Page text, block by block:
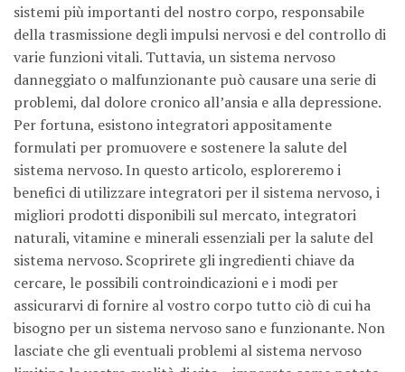
sistemi più importanti del nostro corpo, responsabile
della trasmissione degli impulsi nervosi e del controllo di
varie funzioni vitali. Tuttavia, un sistema nervoso
danneggiato o malfunzionante può causare una serie di
problemi, dal dolore cronico all’ansia e alla depressione.
Per fortuna, esistono integratori appositamente
formulati per promuovere e sostenere la salute del
sistema nervoso. In questo articolo, esploreremo i
benefici di utilizzare integratori per il sistema nervoso, i
migliori prodotti disponibili sul mercato, integratori
naturali, vitamine e minerali essenziali per la salute del
sistema nervoso. Scoprirete gli ingredienti chiave da
cercare, le possibili controindicazioni e i modi per
assicurarvi di fornire al vostro corpo tutto ciò di cui ha
bisogno per un sistema nervoso sano e funzionante. Non
lasciate che gli eventuali problemi al sistema nervoso